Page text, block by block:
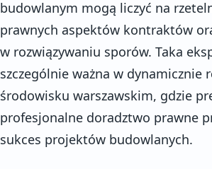
budowlanym mogą liczyć na
prawnych aspektów kontraktów
w rozwiązywaniu sporów. Taka
szczególnie ważna w dynamicznie
środowisku warszawskim, gdzie
profesjonalne doradztwo prawne
sukces projektów budowlanych.